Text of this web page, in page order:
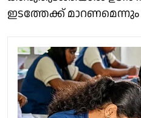
ഇടത്തേക്ക് മാറണമെന്നും